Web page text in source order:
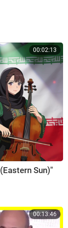
00:02:13
National Anthem of The Iran "مهر خاوران(Eastern Sun)"
00:13:46